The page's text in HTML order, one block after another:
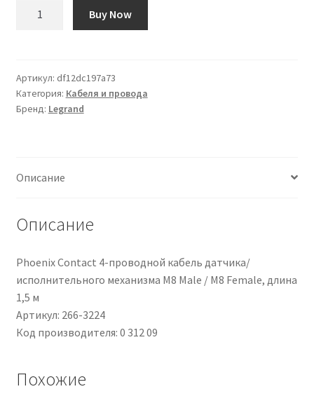
Legrand
in
Plastica
Buy Now
Артикул: df12dc197a73
Категория: Кабеля и провода
Бренд: Legrand
Описание
Описание
Phoenix Contact 4-проводной кабель датчика/
исполнительного механизма M8 Male / M8 Female, длина
1,5 м
Артикул: 266-3224
Код производителя: 0 312 09
Похожие